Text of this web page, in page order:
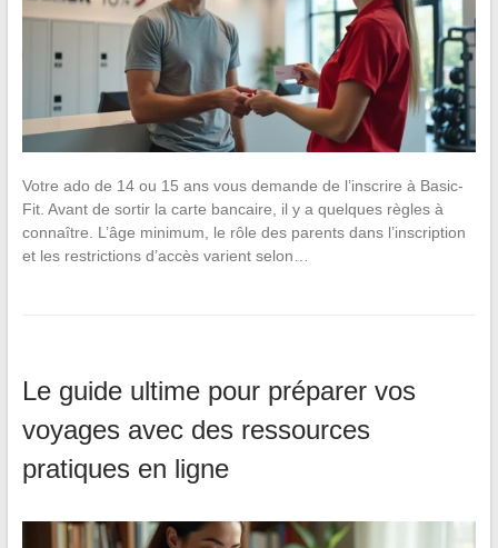
Votre ado de 14 ou 15 ans vous demande de l’inscrire à Basic-
Fit. Avant de sortir la carte bancaire, il y a quelques règles à
connaître. L’âge minimum, le rôle des parents dans l’inscription
et les restrictions d’accès varient selon…
Le guide ultime pour préparer vos
voyages avec des ressources
pratiques en ligne